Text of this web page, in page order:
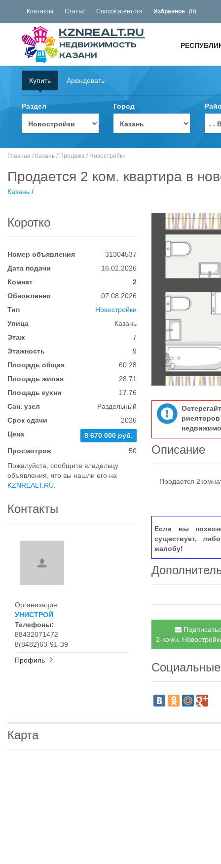
Контакты Статьи Список агентств Избранное (0)
Купить Арендовать
Раздел Город
. .
Главная / Казань / Продажа / Новостройки
Продается 2 ком. квартира в
Казань /
Коротко
Номер объявления
31304537
Дата подачи
16.02.2026
Комнат
2
Обновленно
07.08.2026
Тип
Новостройки
Улица
Казань
Этаж
7
Этажность
9
Площадь общая
60.28
Площадь жилая
28.71
Площадь кухни
17.76
Сан. узел
Раздельный
Срок сдачи
2026
Цена
8 670 000 руб.
Просмотров
50
Пожалуйста, сообщите владельцу
объявления, что вы нашли его на
KZNREALT.RU
Контакты
Организация
УНИСТРОЙ
Телефоны:
88432071472
8(8482)63-91-39
Профиль
Описание
Продается
Если вы
существует,
жалобу!
2-комн.
Карта